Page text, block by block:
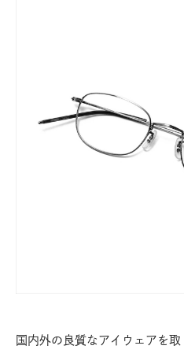
国内外の良質なアイウェアを